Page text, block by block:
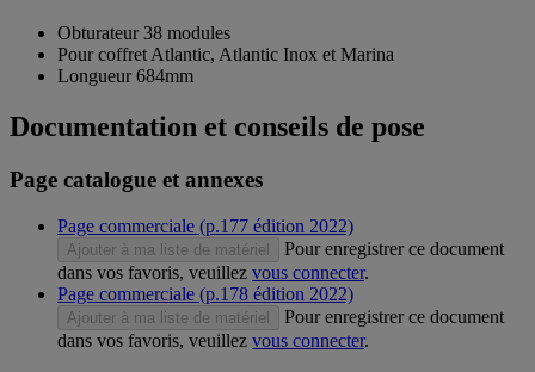
Obturateur 38 modules
Pour coffret Atlantic, Atlantic Inox et Marina
Longueur 684mm
Documentation et conseils de pose
Page catalogue et annexes
Page commerciale (p.177 édition 2022)
Ajouter à ma liste de matériel
Pour enregistrer ce document
dans vos favoris, veuillez vous connecter.
Page commerciale (p.178 édition 2022)
Ajouter à ma liste de matériel
Pour enregistrer ce document
dans vos favoris, veuillez vous connecter.